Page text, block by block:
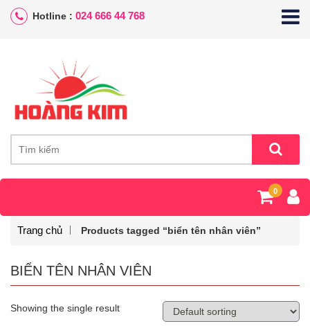
Hotline : 024 666 44 768
0
Trang chủ Products tagged “biển tên nhân viên”
BIỂN TÊN NHÂN VIÊN
Showing the single result